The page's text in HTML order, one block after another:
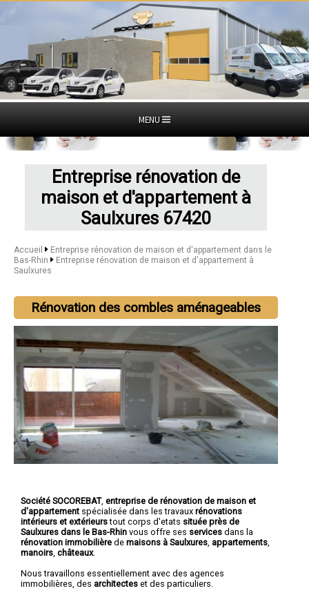
MENU
Entreprise rénovation de
maison et d'appartement à
Saulxures 67420
Accueil
Entreprise rénovation de maison et d'appartement dans le
Bas-Rhin
Entreprise rénovation de maison et d'appartement à
Saulxures
Rénovation des combles aménageables
Société SOCOREBAT, entreprise de rénovation de maison et
d'appartement spécialisée dans les travaux rénovations
intérieurs et extérieurstout corps d'etats située près de
Saulxures dans le Bas-Rhin vous offre ses services dans la
rénovation immobilière de maisons à Saulxures appartements
manoirs châteaux.
Nous travaillons essentiellement avec des agences
immobilières, des architectes et des particuliers.